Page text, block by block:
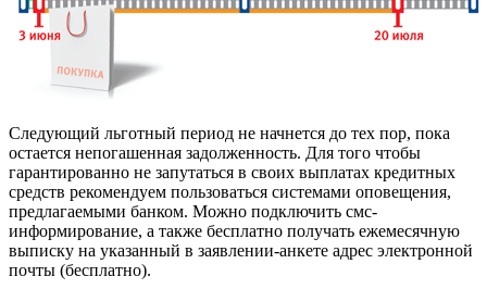
Следующий льготный период не начнется до тех пор, пока
остается непогашенная задолженность. Для того чтобы
гарантированно не запутаться в своих выплатах кредитных
средств рекомендуем пользоваться системами оповещения,
предлагаемыми банком. Можно подключить смс-
информирование, а также бесплатно получать ежемесячную
выписку на указанный в заявлении-анкете адрес электронной
почты (бесплатно).